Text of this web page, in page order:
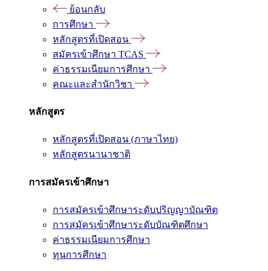
ย้อนกลับ
การศึกษา
หลักสูตรที่เปิดสอน
สมัครเข้าศึกษา TCAS
ค่าธรรมเนียมการศึกษา
คณะและสำนักวิชา
หลักสูตร
หลักสูตรที่เปิดสอน (ภาษาไทย)
หลักสูตรนานาชาติ
การสมัครเข้าศึกษา
การสมัครเข้าศึกษาระดับปริญญาบัณฑิต
การสมัครเข้าศึกษาระดับบัณฑิตศึกษา
ค่าธรรมเนียมการศึกษา
ทุนการศึกษา